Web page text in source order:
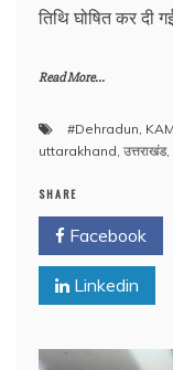
तिथि घोषित कर दी
Read More...
#Dehradun,
uttarakhand, उत्तराखंड,
SHARE
Facebook
Linkedin